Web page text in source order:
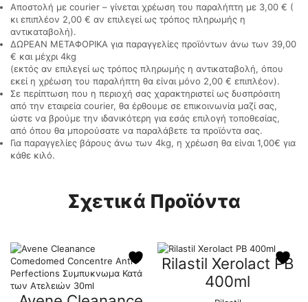
Αποστολή με courier – γίνεται χρέωση του παραλήπτη με 3,00 € (
κι επιπλέον 2,00 € αν επιλεγεί ως τρόπος πληρωμής η
αντικαταβολή).
ΔΩΡΕΑΝ ΜΕΤΑΦΟΡΙΚΑ για παραγγελίες προϊόντων άνω των 39,00
€ και μέχρι 4kg
(εκτός αν επιλεγεί ως τρόπος πληρωμής η αντικαταβολή, όπου
εκεί η χρέωση του παραλήπτη θα είναι μόνο 2,00 € επιπλέον).
Σε περίπτωση που η περιοχή σας χαρακτηριστεί ως δυσπρόσιτη
από την εταιρεία courier, θα έρθουμε σε επικοινωνία μαζί σας,
ώστε να βρούμε την ιδανικότερη για εσάς επιλογή τοποθεσίας,
από όπου θα μπορούσατε να παραλάβετε τα προϊόντα σας.
Για παραγγελίες βάρους άνω των 4kg, η χρέωση θα είναι 1,00€ για
κάθε κιλό.
Σχετικά Προϊόντα
Rilastil Xerolact PB
400ml